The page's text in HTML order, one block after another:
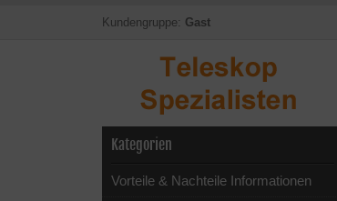
Kundengruppe: Gast
Kategorien
Vorteile & Nachteile Informationen